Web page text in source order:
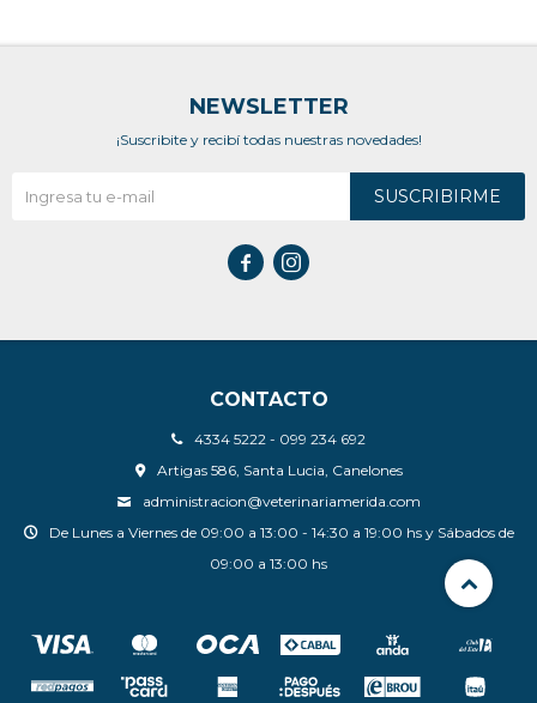
CONTACTO
4334 5222 - 099 234 692
Artigas 586, Santa Lucia, Canelones
administracion@veterinariamerida.com
De Lunes a Viernes de 09:00 a 13:00 - 14:30 a 19:00 hs y Sábados de
09:00 a 13:00 hs
NEWSLETTER
¡Suscribite y recibí todas nuestras novedades!
SUSCRIBIRME
 